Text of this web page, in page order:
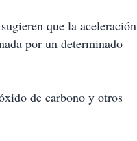
que la aceleración
por un determinado
de carbono y otros